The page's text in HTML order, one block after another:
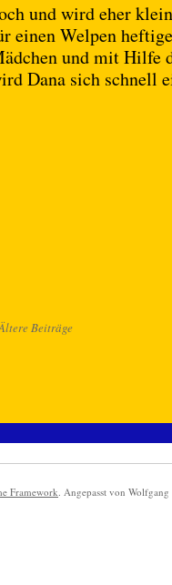
und wird eher
einen Welpen
und mit Hilfe
Dana sich schnell
Beiträge
Framework. Angepasst von